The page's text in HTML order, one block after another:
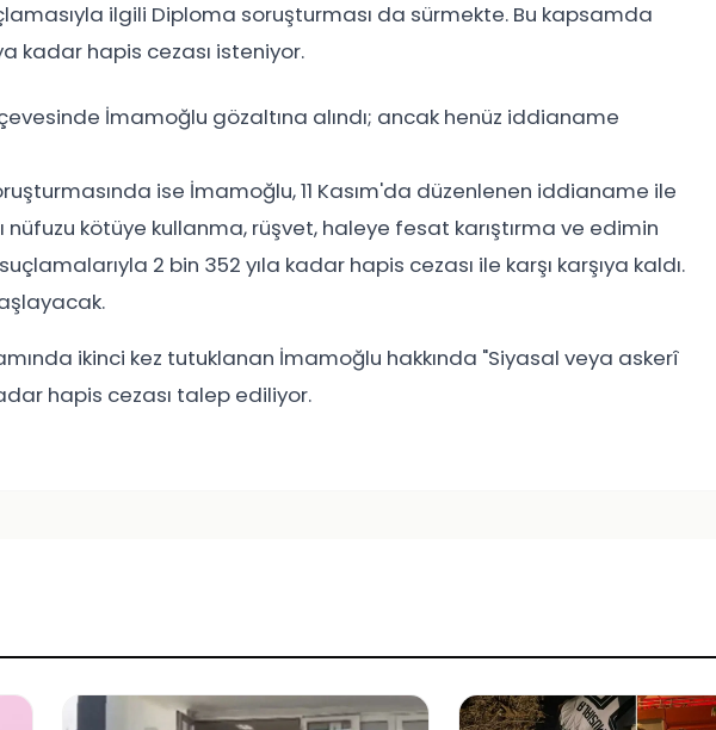
ilgili Diploma soruşturması da sürmekte. Bu kapsamda
kadar hapis cezası isteniyor.
İmamoğlu gözaltına alındı; ancak henüz iddianame
ise İmamoğlu, 11 Kasım'da düzenlenen iddianame ile
nüfuzu kötüye kullanma, rüşvet, haleye fesat karıştırma ve edimin
2 bin 352 yıla kadar hapis cezası ile karşı karşıya kaldı.
ikinci kez tutuklanan İmamoğlu hakkında "Siyasal veya askerî
hapis cezası talep ediliyor.